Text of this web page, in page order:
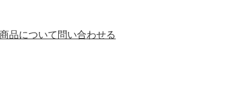
品について問い合わせる